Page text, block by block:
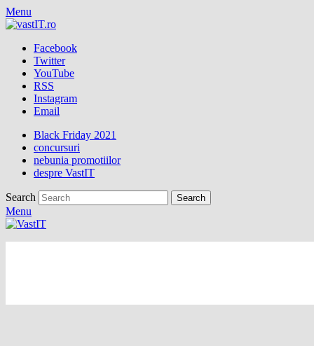
Menu
Facebook
Twitter
YouTube
RSS
Instagram
Email
Black Friday 2021
concursuri
nebunia promotiilor
despre VastIT
Search
Menu